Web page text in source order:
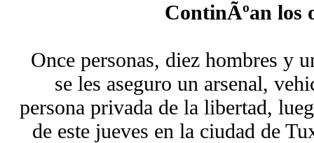
ContinÃºan los
Once personas, diez hombres y
se les aseguro un arsenal,
persona privada de la libertad,
de este jueves en la ciudad de